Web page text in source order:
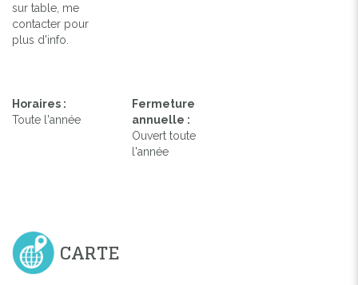
sur table, me
contacter pour
plus d'info.
Horaires :
Toute l'année
Fermeture
annuelle :
Ouvert toute
l'année
CARTE